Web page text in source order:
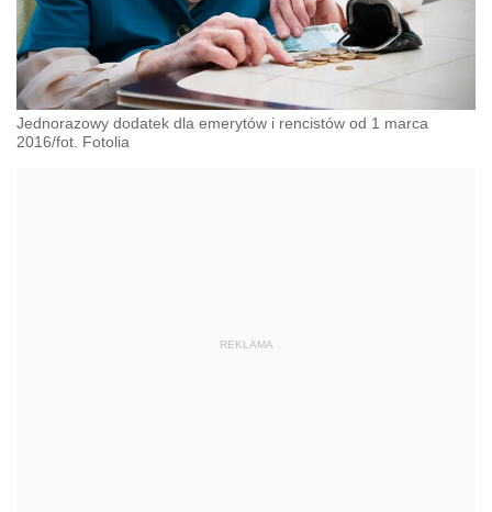
Jednorazowy dodatek dla emerytów i rencistów od 1 marca
2016/fot. Fotolia